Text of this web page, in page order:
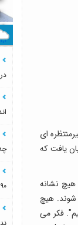
ای
ها برای این دیدار، تساوی بدون گل یا تساوی یک ـ یک بود و حالا بازی با تساوی 3 ـ 3 پایان یافت که
بدانند که هیچ نشانه
شوند. هیچ
بزنیم". فکر می
۱۹۰ میلیون شد، طلای ۱۸ عیار